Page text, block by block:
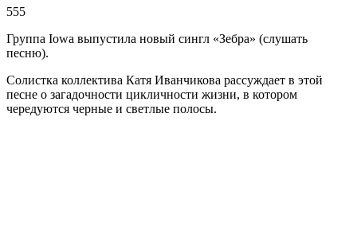
555
Группа Iowa выпустила новый сингл «Зебра» (слушать
песню).
Солистка коллектива Катя Иванчикова рассуждает в этой
песне о загадочности цикличности жизни, в котором
чередуются черные и светлые полосы.